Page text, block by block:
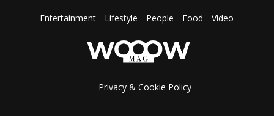
Entertainment Lifestyle People Food Video
Privacy & Cookie Policy